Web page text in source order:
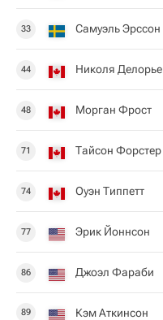
33 Самуэль Эрссон
44 Николя Делорье
48 Морган Фрост
71 Тайсон Форстер
74 Оуэн Типпетт
77 Эрик Йоннсон
86 Джоэл Фараби
89 Кэм Аткинсон